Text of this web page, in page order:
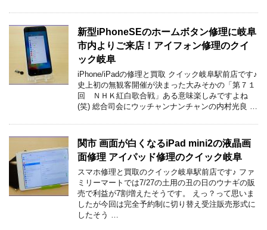
新型iPhoneSEのホームボタン修理に岐阜
市内よりご来店！アイフォン修理のクイ
ック岐阜
iPhone/iPadの修理と買取 クイック岐阜駅前店です♪
史上初の無観客開催が決まった大みそかの「第７１
回 ＮＨＫ紅白歌合戦」ある意味楽しみですよね
(笑) 総合司会にウッチャンナンチャンの内村光良 …
関市 画面が白くなるiPad mini2の液晶画
面修理 アイパッド修理のクイック岐阜
スマホ修理と買取のクイック岐阜駅前店です♪ ファ
ミリーマートでは7/27の土用の丑の日のウナギの販
売で利益が7割増えたそうです。 えっ？って思いま
したが今回は完全予約制に切り替え受注販売形式に
したそう …